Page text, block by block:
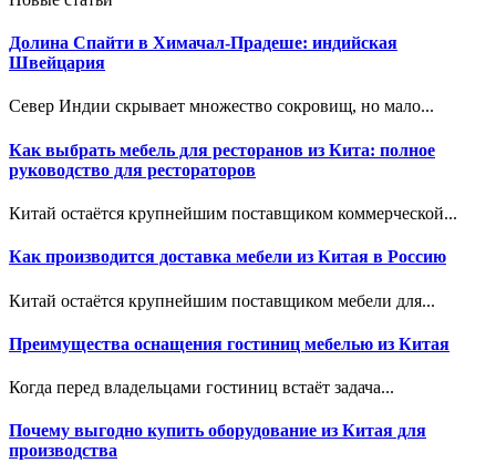
Долина Спайти в Химачал-Прадеше: индийская
Швейцария
Север Индии скрывает множество сокровищ, но мало...
Как выбрать мебель для ресторанов из Кита: полное
руководство для рестораторов
Китай остаётся крупнейшим поставщиком коммерческой...
Как производится доставка мебели из Китая в Россию
Китай остаётся крупнейшим поставщиком мебели для...
Преимущества оснащения гостиниц мебелью из Китая
Когда перед владельцами гостиниц встаёт задача...
Почему выгодно купить оборудование из Китая для
производства